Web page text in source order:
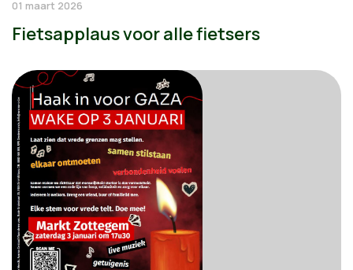
01 maart 2026
Fietsapplaus voor alle fietsers